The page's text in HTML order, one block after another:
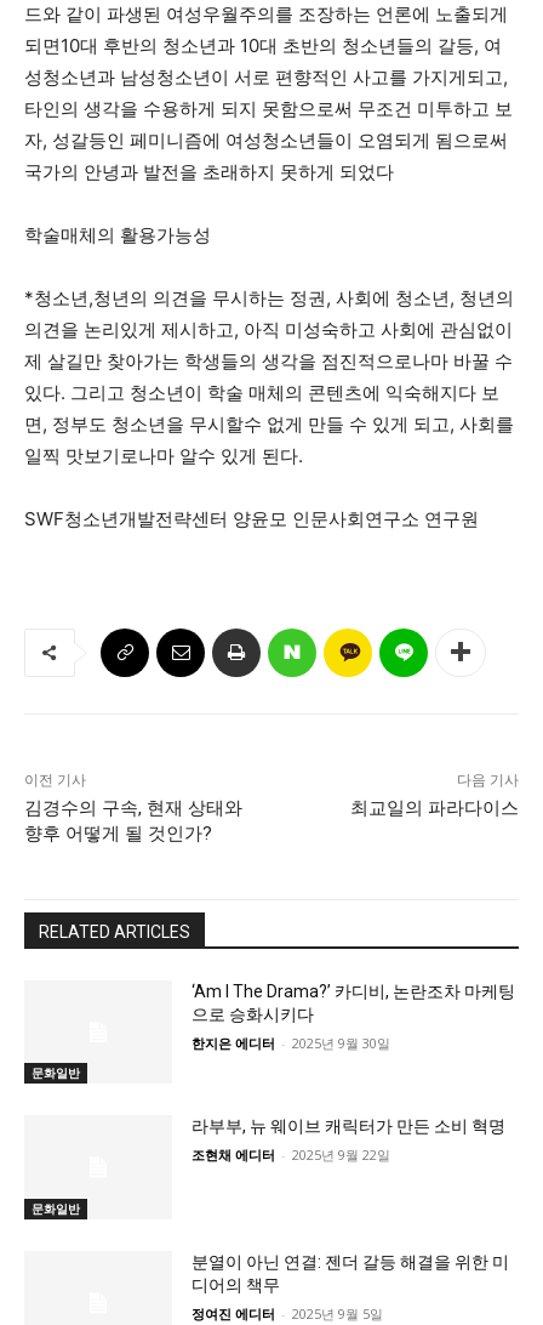
드와 같이 파생된 여성우월주의를 조장하는 언론에 노출되게
되면10대 후반의 청소년과 10대 초반의 청소년들의 갈등, 여
성청소년과 남성청소년이 서로 편향적인 사고를 가지게되고,
타인의 생각을 수용하게 되지 못함으로써 무조건 미투하고 보
자, 성갈등인 페미니즘에 여성청소년들이 오염되게 됨으로써
국가의 안녕과 발전을 초래하지 못하게 되었다
학술매체의 활용가능성
*청소년,청년의 의견을 무시하는 정권, 사회에 청소년, 청년의
의견을 논리있게 제시하고, 아직 미성숙하고 사회에 관심없이
제 살길만 찾아가는 학생들의 생각을 점진적으로나마 바꿀 수
있다. 그리고 청소년이 학술 매체의 콘텐츠에 익숙해지다 보
면, 정부도 청소년을 무시할수 없게 만들 수 있게 되고, 사회를
일찍 맛보기로나마 알수 있게 된다.
SWF청소년개발전략센터 양윤모 인문사회연구소 연구원
이전 기사
김경수의 구속, 현재 상태와
향후 어떻게 될 것인가?
다음 기사
최교일의 파라다이스
RELATED ARTICLES
문화일반
‘Am I The Drama?’ 카디비, 논란조차 마케팅
으로 승화시키다
한지은 에디터 - 2025년 9월 30일
문화일반
라부부, 뉴 웨이브 캐릭터가 만든 소비 혁명
조현채 에디터 - 2025년 9월 22일
분열이 아닌 연결: 젠더 갈등 해결을 위한 미
디어의 책무
정여진 에디터 - 2025년 9월 5일